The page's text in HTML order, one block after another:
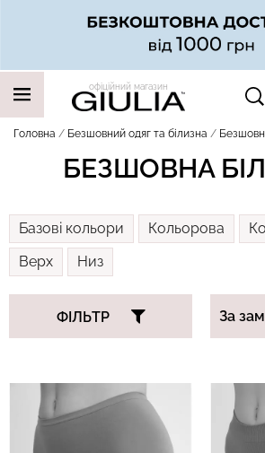
офіційний магазин
Головна Безшовний одяг та білизна
БЕЗШОВНА
Базові кольори Кольорова
Верх
Низ
ФІЛЬТР
НАШІ ТРЕНДОВІ ТОВАРИ